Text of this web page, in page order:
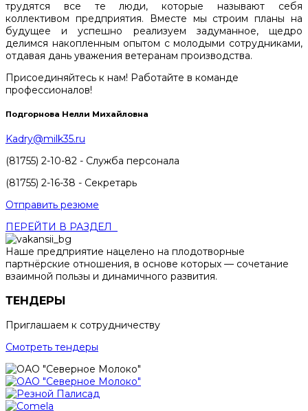
трудятся все те люди, которые называют себя
коллективом предприятия. Вместе мы строим планы на
будущее и успешно реализуем задуманное, щедро
делимся накопленным опытом с молодыми сотрудниками,
отдавая дань уважения ветеранам производства.
Присоединяйтесь к нам! Работайте в команде
профессионалов!
Подгорнова Нелли Михайловна
Kadry@milk35.ru
(81755) 2-10-82 - Служба персонала
(81755) 2-16-38 - Секретарь
Отправить резюме
ПЕРЕЙТИ В РАЗДЕЛ
Наше предприятие нацелено на плодотворные
партнёрские отношения, в основе которых — сочетание
взаимной пользы и динамичного развития.
ТЕНДЕРЫ
Приглашаем к сотрудничеству
Смотреть тендеры